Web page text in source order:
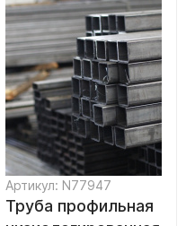
Артикул: N77947
Труба профильная